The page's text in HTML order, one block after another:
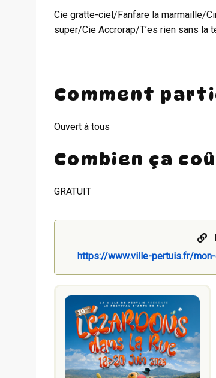
Cie gratte-ciel/Fanfare la marmaille/
super/Cie Accrorap/T’es rien sans la
Comment
Ouvert à tous
Combien ça
GRATUIT
https://www.ville-pertuis.fr/